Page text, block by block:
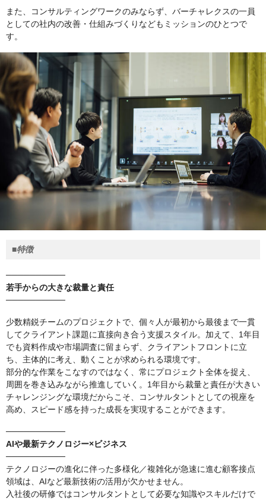
また、コンサルティングワークのみならず、バーチャレクスの一員
としての社内の改善・仕組みづくりなどもミッションのひとつで
す。
■特徴
──────────
若手からの大きな裁量と責任
──────────
少数精鋭チームのプロジェクトで、個々人が最初から最後まで一貫
してクライアント課題に直接向き合う支援スタイル。加えて、1年目
でも資料作成や市場調査に留まらず、クライアントフロントに立
ち、主体的に考え、動くことが求められる環境です。
部分的な作業をこなすのではなく、常にプロジェクト全体を捉え、
周囲を巻き込みながら推進していく。1年目から裁量と責任が大きい
チャレンジングな環境だからこそ、コンサルタントとしての視座を
高め、スピード感を持った成長を実現することができます。
──────────
AIや最新テクノロジー×ビジネス
──────────
テクノロジーの進化に伴った多様化／複雑化が急速に進む顧客接点
領域は、AIなど最新技術の活用が欠かせません。
入社後の研修ではコンサルタントとして必要な知識やスキルだけで